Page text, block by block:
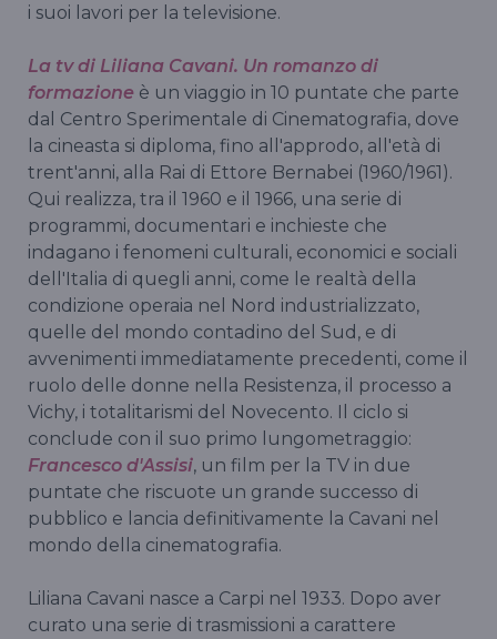
i suoi lavori per la televisione.
La tv di Liliana Cavani. Un romanzo di
formazione è un viaggio in 10 puntate che parte
dal Centro Sperimentale di Cinematografia, dove
la cineasta si diploma, fino all'approdo, all'età di
trent'anni, alla Rai di Ettore Bernabei (1960/1961).
Qui realizza, tra il 1960 e il 1966, una serie di
programmi, documentari e inchieste che
indagano i fenomeni culturali, economici e sociali
dell'Italia di quegli anni, come le realtà della
condizione operaia nel Nord industrializzato,
quelle del mondo contadino del Sud, e di
avvenimenti immediatamente precedenti, come il
ruolo delle donne nella Resistenza, il processo a
Vichy, i totalitarismi del Novecento. Il ciclo si
conclude con il suo primo lungometraggio:
Francesco d'Assisi, un film per la TV in due
puntate che riscuote un grande successo di
pubblico e lancia definitivamente la Cavani nel
mondo della cinematografia.
Liliana Cavani nasce a Carpi nel 1933. Dopo aver
curato una serie di trasmissioni a carattere